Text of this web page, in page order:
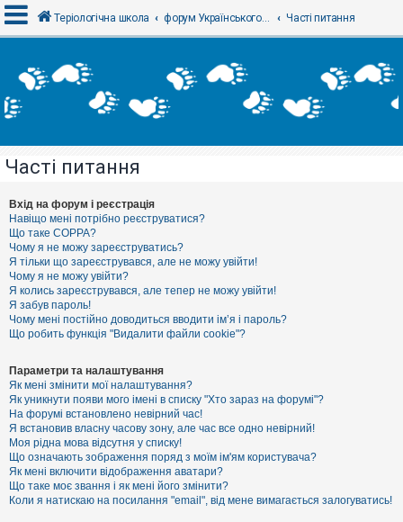
х
і
Р
є
с
т
р
а
ц
і
я
Т
м
и
б
е
з
в
і
д
п
о
в
і
Теріологічна школа форум Українського теріологічного товариства Часті питання
Часті питання
Вхід на форум і реєстрація
Навіщо мені потрібно реєструватися?
Що таке COPPA?
Чому я не можу зареєструватись?
Я тільки що зареєструвався, але не можу увійти!
Чому я не можу увійти?
Я колись зареєструвався, але тепер не можу увійти!
Я забув пароль!
Чому мені постійно доводиться вводити ім’я і пароль?
Що робить функція "Видалити файли cookie"?
Параметри та налаштування
Як мені змінити мої налаштування?
Як уникнути появи мого імені в списку "Хто зараз на форумі"?
На форумі встановлено невірний час!
Я встановив власну часову зону, але час все одно невірний!
Моя рідна мова відсутня у списку!
Що означають зображення поряд з моїм ім'ям користувача?
Як мені включити відображення аватари?
Що таке моє звання і як мені його змінити?
Коли я натискаю на посилання "email", від мене вимагається залогуватись!